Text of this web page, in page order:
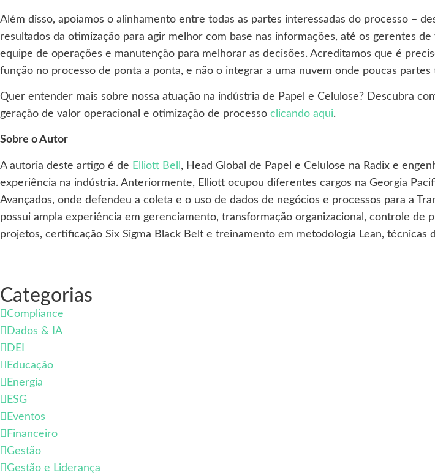
Além disso, apoiamos o alinhamento entre todas as partes interessadas do processo –
resultados da otimização para agir melhor com base nas informações, até os gerentes
equipe de operações e manutenção para melhorar as decisões. Acreditamos que é
função no processo de ponta a ponta, e não o integrar a uma nuvem onde poucas partes
Quer entender mais sobre nossa atuação na indústria de Papel e Celulose? Descubra
geração de valor operacional e otimização de processo clicando aqui.
Sobre o Autor
A autoria deste artigo é de Elliott Bell , Head Global de Papel e Celulose na Radix e
experiência na indústria. Anteriormente, Elliott ocupou diferentes cargos na Georgia
Avançados, onde defendeu a coleta e o uso de dados de negócios e processos para a
possui ampla experiência em gerenciamento, transformação organizacional, controle
projetos, certificação Six Sigma Black Belt e treinamento em metodologia Lean,
Categorias
Compliance
Dados & IA
DEI
Educação
Energia
ESG
Eventos
Financeiro
Gestão
Gestão e Liderança